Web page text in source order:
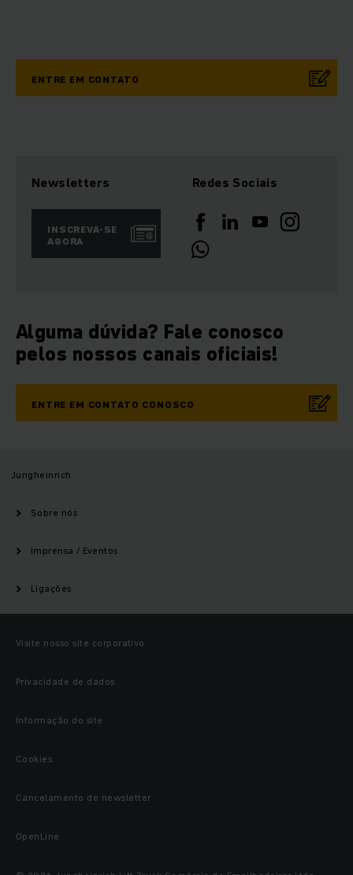
ENTRE EM CONTATO
Newsletters
INSCREVA-SE
AGORA
Redes Sociais
Alguma dúvida? Fale conosco
pelos nossos canais oficiais!
ENTRE EM CONTATO CONOSCO
Jungheinrich
Sobre nós
Imprensa / Eventos
Ligações
Visite nosso site corporativo
Privacidade de dados
Informação do site
Cookies
Cancelamento de newsletter
OpenLine